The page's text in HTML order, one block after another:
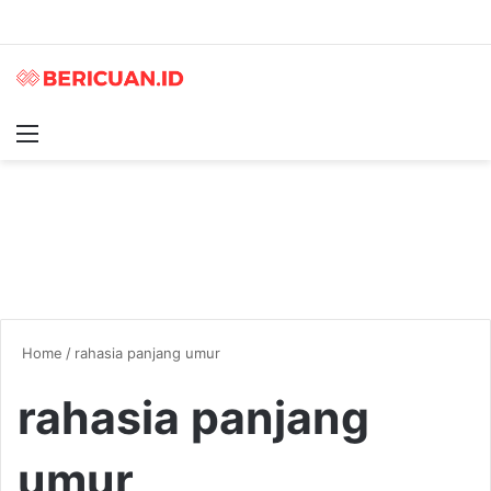
Home / rahasia panjang umur
rahasia panjang
umur